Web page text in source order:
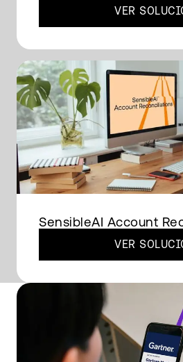
VER
SensibleAI Account
VER